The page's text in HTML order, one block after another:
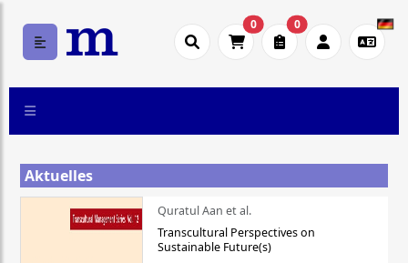
0 0
Aktuelles
Quratul Aan et al.
Transcultural Perspectives on
Sustainable Future(s)